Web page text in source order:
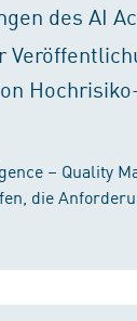
des AI
– Quality
die